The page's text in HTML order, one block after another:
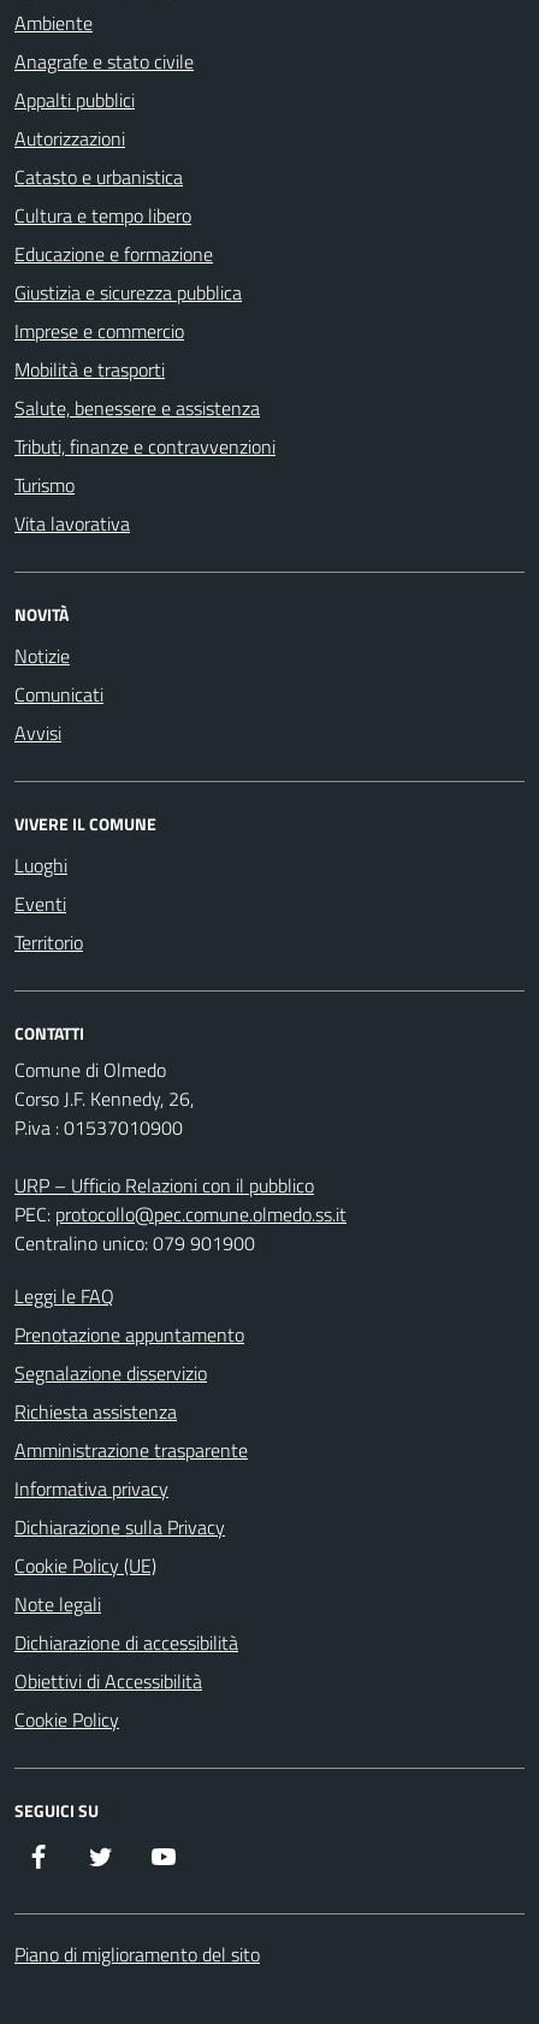
Ambiente
Anagrafe e stato civile
Appalti pubblici
Autorizzazioni
Catasto e urbanistica
Cultura e tempo libero
Educazione e formazione
Giustizia e sicurezza pubblica
Imprese e commercio
Mobilità e trasporti
Salute, benessere e assistenza
Tributi, finanze e contravvenzioni
Turismo
Vita lavorativa
NOVITÀ
Notizie
Comunicati
Avvisi
VIVERE IL COMUNE
Luoghi
Eventi
Territorio
CONTATTI
Comune di Olmedo
Corso J.F. Kennedy, 26,
P.iva : 01537010900
URP – Ufficio Relazioni con il pubblico
PEC: protocollo@pec.comune.olmedo.ss.it
Centralino unico: 079 901900
Leggi le FAQ
Prenotazione appuntamento
Segnalazione disservizio
Richiesta assistenza
Amministrazione trasparente
Informativa privacy
Dichiarazione sulla Privacy
Cookie Policy (UE)
Note legali
Dichiarazione di accessibilità
Obiettivi di Accessibilità
Cookie Policy
SEGUICI SU
Facebook Twitter
Piano di miglioramento del sito